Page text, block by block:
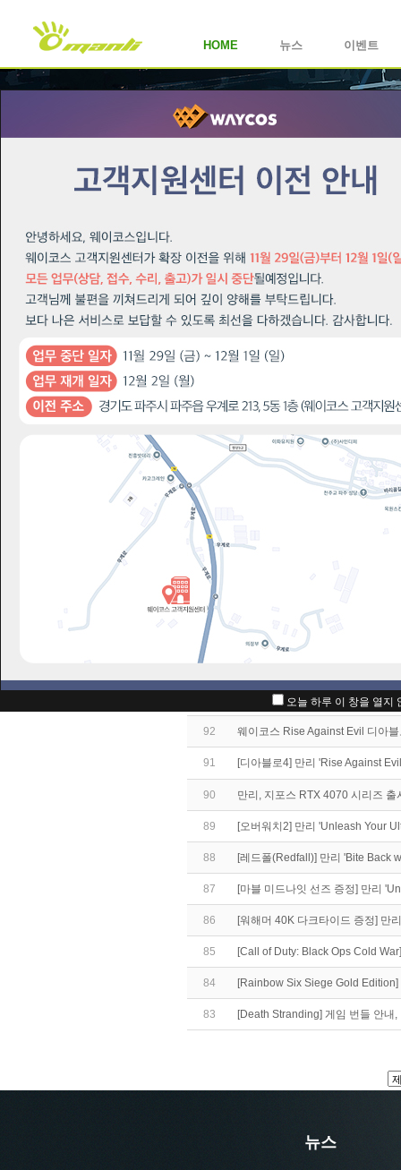
HOME 뉴스 이벤트
오늘 하루 이 창을 열지
보도자료
번호
97
96 WAYCOS&MANLI 유통 10주년
95 [PC Game Pass] 만리 'PC
[오버워치2] 만리 'Fight For
92 웨이코스 Rise Against Evil 디아
91 [디아블로4] 만리 'Rise Against
90 만리, 지포스 RTX 4070 시리즈
89 [오버워치2] 만리 'Unleash Your
88 [레드폴(Redfall)] 만리 'Bite Back
87 [마블 미드나잇 선즈 증정] 만리
86 [워해머 40K 다크타이드 증정] 만
85 [Call of Duty: Black Ops Cold
84 [Rainbow Six Siege Gold
83 [Death Stranding] 게임 번들 안
뉴스